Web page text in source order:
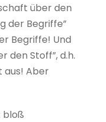
über den
der Begriffe”
Begriffe! Und
den Stoff”, d.h.
aus! Aber
bloß